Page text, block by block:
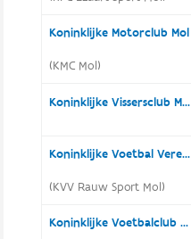
Koninklijke Motorclub Mol
(KMC Mol)
Koninklijke Vissersclub Moed & Geduld Mol
Koninklijke Voetbal Vereniging Rauw Sport Mol
(KVV Rauw Sport Mol)
Koninklijke Voetbalclub Mol